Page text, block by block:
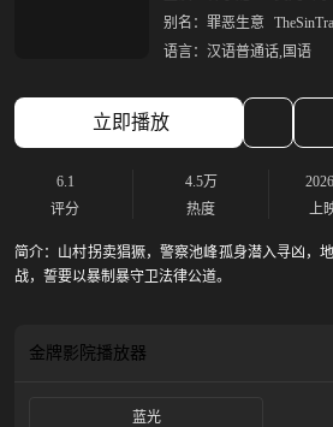
别名： 罪恶生意
语言： 汉语普通话,国语
立即播放
6.1
评分
4.5万
热度
上
简介： 山村拐卖猖獗，警察池峰孤身潜入寻凶，
战，誓要以暴制暴守卫法律公道。
金牌影院播放器
蓝光